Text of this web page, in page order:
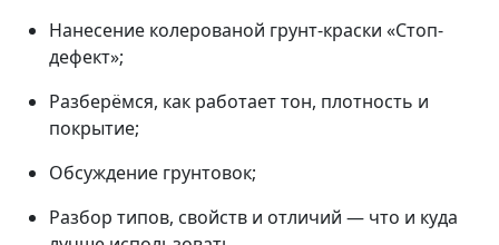
Нанесение колерованой грунт-краски «Стоп-
дефект»;
Разберёмся, как работает тон, плотность и
покрытие;
Обсуждение грунтовок;
Разбор типов, свойств и отличий — что и куда